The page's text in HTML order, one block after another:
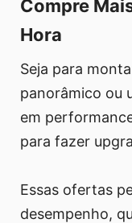
Compre
Hora
Seja para
panorâmico ou
em
para fazer
Essas ofertas
desempenho,